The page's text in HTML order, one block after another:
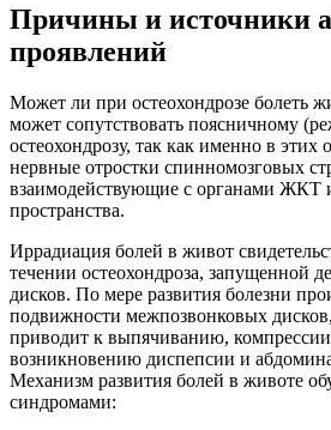
Причины и источники
проявлений
Может ли при остеохондрозе болеть
может сопутствовать поясничному
остеохондрозу, так как именно в этих
нервные отростки спинномозговых
взаимодействующие с органами ЖКТ
пространства.
Иррадиация болей в живот
течении остеохондроза, запущенной
дисков. По мере развития болезни
подвижности межпозвонковых
приводит к выпячиванию,
возникновению диспепсии и
Механизм развития болей в животе
синдромами: